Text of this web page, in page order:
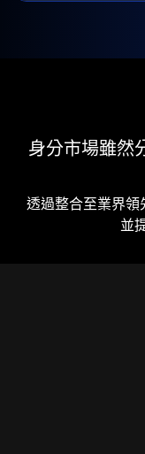
身分市場雖然
透過整合至業界領
並